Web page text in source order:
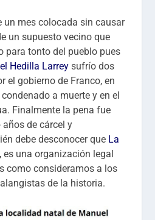
un mes colocada sin causar
un supuesto vecino que
para tonto del pueblo pues
Hedilla Larrey sufrío dos
el gobierno de Franco, en
a muerte y en el
Finalmente la pena fue
de cárcel y
debe desconocer que La
es una organización legal
como consideramos a los
de la historia.